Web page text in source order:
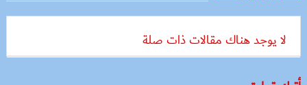
لا يوجد هناك مقالات ذات صلة